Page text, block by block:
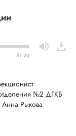
51:20
№2 ДГКБ
Рыкова